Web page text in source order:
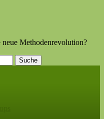
Methodenrevolution?
Suche